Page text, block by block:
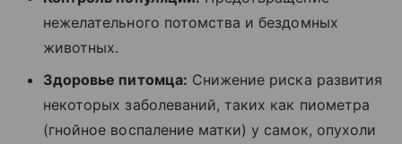
нежелательного потомства и бездомных
животных.
Здоровье питомца: Снижение риска развития
некоторых заболеваний, таких как пиометра
(гнойное воспаление матки) у самок, опухоли